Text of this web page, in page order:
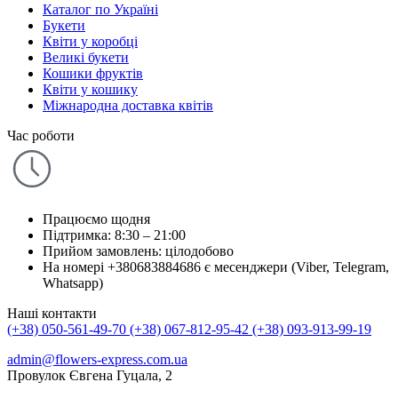
Каталог по Україні
Букети
Квіти у коробці
Великі букети
Кошики фруктів
Квіти у кошику
Міжнародна доставка квітів
Час роботи
Працюємо щодня
Підтримка: 8:30 – 21:00
Прийом замовлень: цілодобово
На номері +380683884686 є месенджери (Viber, Telegram,
Whatsapp)
Наші контакти
(+38) 050-561-49-70 (+38) 067-812-95-42 (+38) 093-913-99-19
admin@flowers-express.com.ua
Провулок Євгена Гуцала, 2